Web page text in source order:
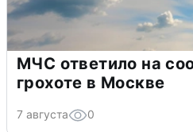
МЧС ответило на
грохоте в Москве
7 августа 0